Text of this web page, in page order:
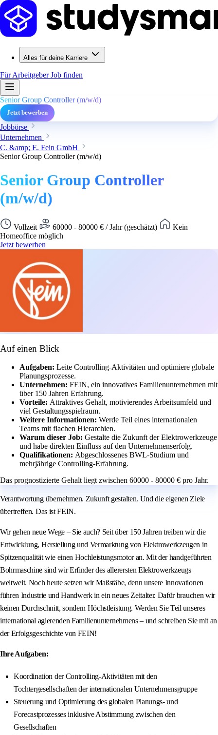
Alles für deine Karriere
Für ArbeitgeberJob finden
Senior Group Controller (m/w/d)
Jetzt bewerben
Jobbörse
Unternehmen
C. &amp; E. Fein GmbH
Senior Group Controller (m/w/d)
Senior Group Controller
(m/w/d)
Vollzeit 60000 - 80000 € / Jahr (geschätzt)
Kein
Homeoffice möglich
Jetzt bewerben
Auf einen Blick
Aufgaben: Leite Controlling-Aktivitäten und optimiere globale
Planungsprozesse.
Unternehmen: FEIN, ein innovatives Familienunternehmen mit
über 150 Jahren Erfahrung.
Vorteile: Attraktives Gehalt, motivierendes Arbeitsumfeld und
viel Gestaltungsspielraum.
Weitere Informationen: Werde Teil eines internationalen
Teams mit flachen Hierarchien.
Warum dieser Job: Gestalte die Zukunft der Elektrowerkzeuge
und habe direkten Einfluss auf den Unternehmenserfolg.
Qualifikationen: Abgeschlossenes BWL-Studium und
mehrjährige Controlling-Erfahrung.
Das prognostizierte Gehalt liegt zwischen 60000 - 80000 € pro Jahr.
Verantwortung übernehmen. Zukunft gestalten. Und die eigenen Ziele
übertreffen. Das ist FEIN.
Wir gehen neue Wege – Sie auch? Seit über 150 Jahren treiben wir die
Entwicklung, Herstellung und Vermarktung von Elektrowerkzeugen in
Spitzenqualität wie einen Hochleistungsmotor an. Mit der handgeführten
Bohrmaschine sind wir Erfinder des allerersten Elektrowerkzeugs
weltweit. Noch heute setzen wir Maßstäbe, denn unsere Innovationen
führen Industrie und Handwerk in ein neues Zeitalter. Dafür brauchen wir
keinen Durchschnitt, sondern Höchstleistung. Werden Sie Teil unseres
international agierenden Familienunternehmens – und schreiben Sie mit an
der Erfolgsgeschichte von FEIN!
Ihre Aufgaben:
Koordination der Controlling-Aktivitäten mit den
Tochtergesellschaften der internationalen Unternehmensgruppe
Steuerung und Optimierung des globalen Planungs- und
Forecastprozesses inklusive Abstimmung zwischen den
Gesellschaften